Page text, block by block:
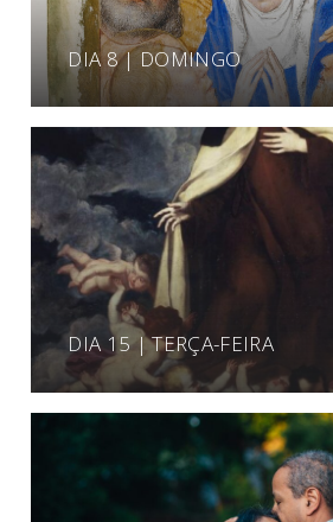
DIA 8 | DOMINGO
DIA 15 | TERÇA-FEIRA